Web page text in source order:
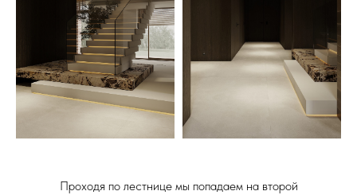
Проходя по лестнице мы попадаем на второй